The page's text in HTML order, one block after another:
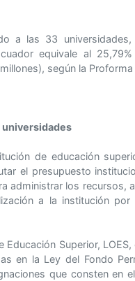
a las 33
equivale al
según la Proforma
universidades
de educación
el presupuesto
administrar los recursos,
a la institución
Educación Superior,
en la Ley del Fondo
que consten en